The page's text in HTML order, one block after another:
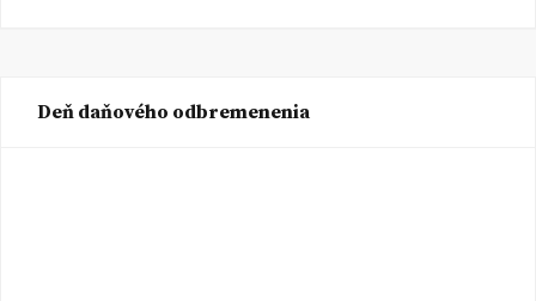
Deň daňového odbremenenia